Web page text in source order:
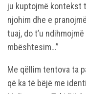
ju kuptojmë kontekst
njohim dhe e
tuaj, do t’u
mbështesim…”
Me qëllim tentova ta
që ka të bëjë me